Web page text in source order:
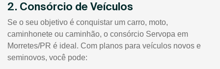
2. Consórcio de Veículos
Se o seu objetivo é conquistar um carro, moto,
caminhonete ou caminhão, o consórcio Servopa em
Morretes/PR é ideal. Com planos para veículos novos e
seminovos, você pode: